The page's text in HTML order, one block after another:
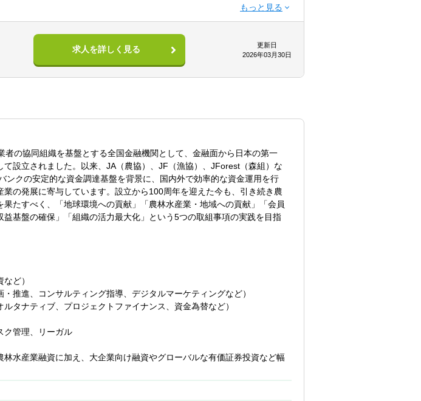
知見があれば尚可
場を尊重しつつ、最適なソリューションへ導くことができる人
査・解決業務。
業務。
かる会計・税務の課題解決を通じた専門知見や経験の向上。
の解決に大きく関与・貢献が可能。
求人を詳しく見る
更新日
2026年03月30日
者の協同組織を基盤とする全国金融機関として、金融面から日本の第一
設立されました。以来、JA（農協）、JF（漁協）、JForest（森組）な
ンクの安定的な資金調達基盤を背景に、国内外で効率的な資金運用を行
の発展に寄与しています。設立から100周年を迎えた今も、引き続き農
たすべく、「地球環境への貢献」「農林水産業・地域への貢献」「会員
基盤の確保」「組織の活力最大化」という5つの取組事項の実践を目指
ど）
推進、コンサルティング指導、デジタルマーケティングなど）
タナティブ、プロジェクトファイナンス、資金為替など）
ク管理、リーガル
水産業融資に加え、大企業向け融資やグローバルな有価証券投資など幅